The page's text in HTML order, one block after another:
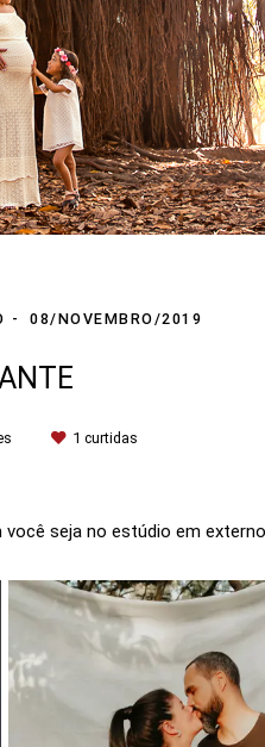
08/NOVEMBRO/2019
1 curtidas
você seja no estúdio em